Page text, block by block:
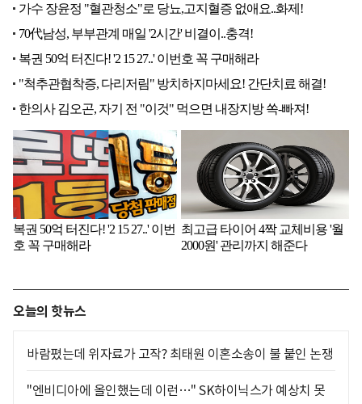
오늘의 핫뉴스
바람폈는데 위자료가 고작? 최태원 이혼소송이 불 붙인 논쟁
"엔비디아에 올인했는데 이런…" SK하이닉스가 예상치 못